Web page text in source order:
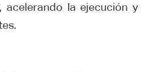
acelerando la ejecución y